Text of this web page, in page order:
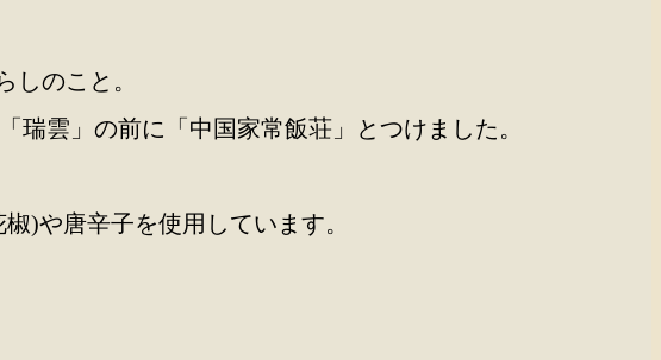
しのこと。
雲」の前に「中国家常飯荘」とつけました。
)や唐辛子を使用しています。